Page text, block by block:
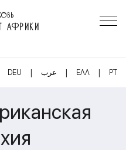
АФРИКИ
DEU | عرب | ΕΛΛ | PT